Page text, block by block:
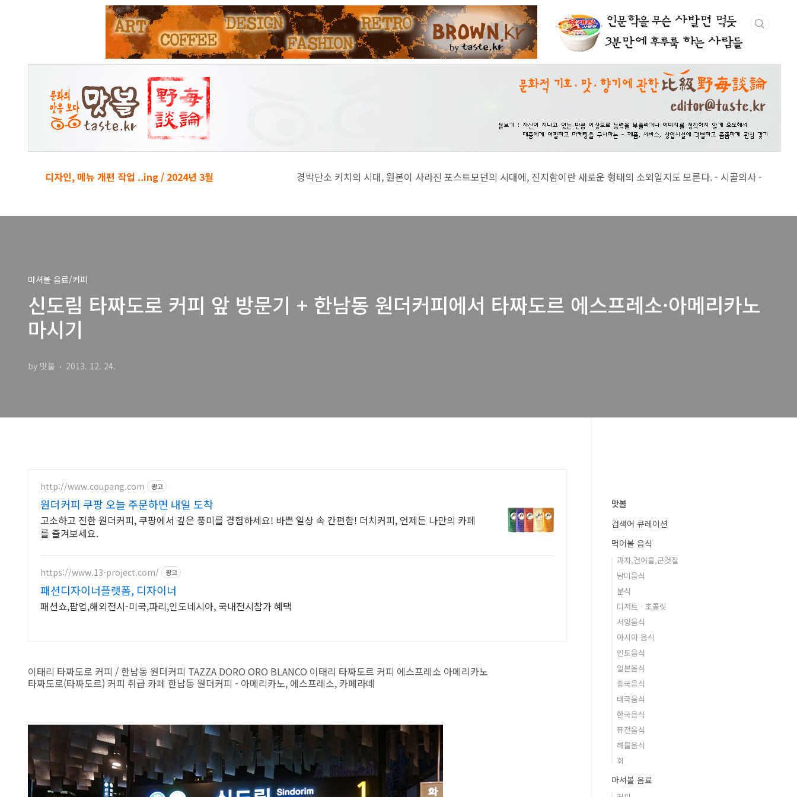
디자인, 메뉴 개편 작업 ..ing / 2024년 3월 경박단소 키치의 시대, 원본이 사라진 포스트모던의 시대에, 진지함이란 새로운 형태의 소외일지도 모른다. - 시골의사 -
마셔볼 음료/커피
신도림 타짜도로 커피 앞 방문기 + 한남동 원더커피에서 타짜도르 에스프레소·아메리카노
마시기
by 맛볼 2013. 12. 24.
http://www.coupang.com 광고
원더커피 쿠팡 오늘 주문하면 내일 도착
고소하고 진한 원더커피, 쿠팡에서 깊은 풍미를 경험하세요! 바쁜 일상 속 간편함! 더치커피, 언제든 나만의 카페
를 즐겨보세요.
https://www.13-project.com/ 광고
패션디자이너플랫폼, 디자이너
패션쇼,팝업,해외전시-미국,파리,인도네시아, 국내전시참가 혜택
이태리 타짜도로 커피 / 한남동 원더커피 TAZZA DORO ORO BLANCO 이태리 타짜도르 커피 에스프레소 아메리카노
타짜도로(타짜도르) 커피 취급 카페 한남동 원더커피 - 아메리카노, 에스프레소, 카페라떼
맛볼
검색어 큐레이션
먹어볼 음식
과자,건어물,군것질
남미음식
분식
디저트 · 초콜릿
서양음식
아시아 음식
인도음식
일본음식
중국음식
태국음식
한국음식
퓨전음식
해물음식
회
마셔볼 음료